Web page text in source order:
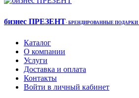
бизнес ПРЕЗЕНТ· БРЕНДИРОВАННЫЕ ПОДАРКИ
Каталог
О компании
Услуги
Доставка и оплата
Контакты
Войти в личный кабинет